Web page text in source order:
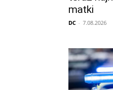
matki
DC - 7.08.2026